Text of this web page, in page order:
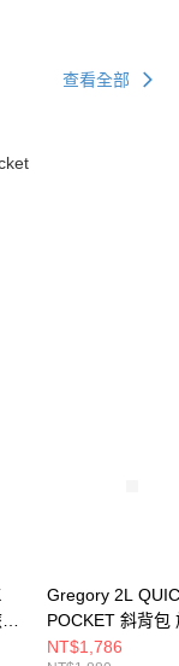
查看全部
Gregory 2L
POCKET 斜背包
小包 木格紋， M
NT$1,786